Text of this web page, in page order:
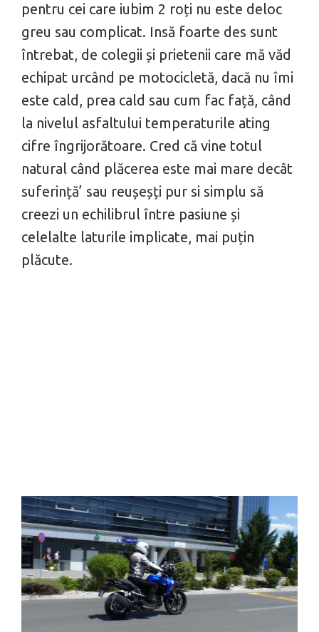
pentru cei care iubim 2 roți nu este deloc
greu sau complicat. Insă foarte des sunt
întrebat, de colegii și prietenii care mă văd
echipat urcând pe motocicletă, dacă nu îmi
este cald, prea cald sau cum fac față, când
la nivelul asfaltului temperaturile ating
cifre îngrijorătoare. Cred că vine totul
natural când plăcerea este mai mare decât
suferință’ sau reușeșți pur si simplu să
creezi un echilibrul între pasiune și
celelalte laturile implicate, mai puțin
plăcute.